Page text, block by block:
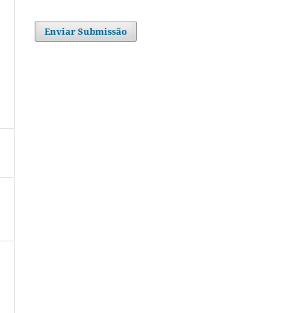
Enviar Submissão